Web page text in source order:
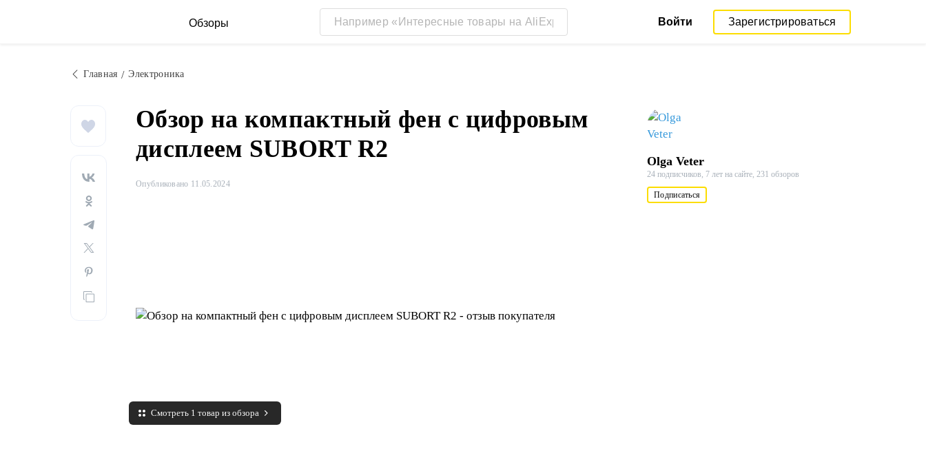
Обзоры Войти Зарегистрироваться
Главная Электроника
Обзор на компактный фен с цифровым
дисплеем SUBORT R2
Опубликовано 11.05.2024
Смотреть 1 товар из обзора
Olga Veter
24 подписчиков, 7 лет на сайте, 231 обзоров
Подписаться